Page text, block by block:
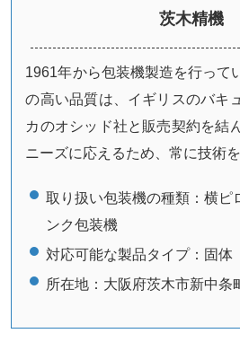
茨木精機
1961年から包装機製造を行って
の高い品質は、イギリスのバキ
カのオシッド社と販売契約を結
ニーズに応えるため、常に技術
取り扱い包装機の種類： 横ピ
ンク包装機
対応可能な製品タイプ： 固体
所在地： 大阪府茨木市新中条